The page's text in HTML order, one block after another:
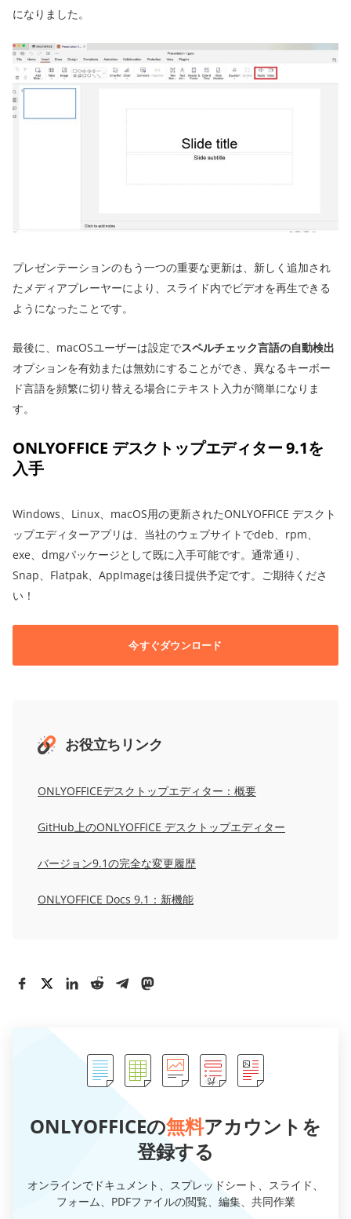
になりました。
プレゼンテーションのもう一つの重要な更新は、新しく追加され
たメディアプレーヤーにより、スライド内でビデオを再生できる
ようになったことです。
最後に、macOSユーザーは設定でスペルチェック言語の自動検出
オプションを有効または無効にすることができ、異なるキーボー
ド言語を頻繁に切り替える場合にテキスト入力が簡単になりま
す。
ONLYOFFICE デスクトップエディター 9.1を
入手
Windows、Linux、macOS用の更新されたONLYOFFICE デスクト
ップエディターアプリは、当社のウェブサイトでdeb、rpm、
exe、dmgパッケージとして既に入手可能です。通常通り、
Snap、Flatpak、AppImageは後日提供予定です。ご期待くださ
い！
今すぐダウンロード
お役立ちリンク
ONLYOFFICEデスクトップエディター：概要
GitHub上のONLYOFFICE デスクトップエディター
バージョン9.1の完全な変更履歴
ONLYOFFICE Docs 9.1：新機能
ONLYOFFICEの無料アカウントを
登録する
オンラインでドキュメント、スプレッドシート、スライド、
フォーム、PDFファイルの閲覧、編集、共同作業